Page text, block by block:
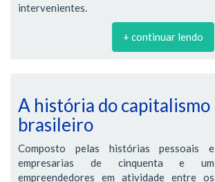
intervenientes.
+ continuar lendo
A história do capitalismo
brasileiro
Composto pelas histórias pessoais e
empresarias de cinquenta e um
empreendedores em atividade entre os